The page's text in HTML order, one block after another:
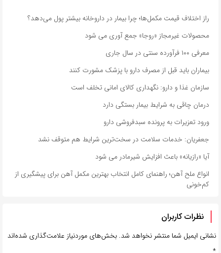
راز اختلاف قیمت مکمل‌ها؛ چرا بیمار در داروخانه بیشتر پول می‌دهد؟
محصولات غیرمجاز «روجا» جمع آوری می شود
معرفی ۱۰۰ فرآورده سنتی در سال جاری
بیماران باید قبل از مصرف دارو با پزشک مشورت کنند
سازمان غذا و دارو: نگهداری کالای امانی تخلف است
درمان چاقی به شرایط بیمار بستگی دارد
ورود تعزیرات به پرونده سبدفروشی دارو
جعفریان: خدمات سلامت در سخت‌ترین شرایط هم متوقف نشد
آیا «رازیانه» باعث افزایش شیرمادر می شود
انواع ملح آهن؛ راهنمای کامل انتخاب بهترین مکمل آهن برای پیشگیری از
کم‌خونی
نظرات کاربران
نشانی ایمیل شما منتشر نخواهد شد. بخش‌های موردنیاز علامت‌گذاری شده‌اند